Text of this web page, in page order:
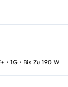
• 1G • Bis Zu 190 W